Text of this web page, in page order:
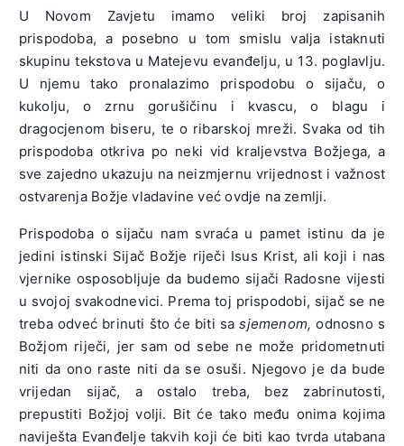
U Novom Zavjetu imamo veliki broj zapisanih
prispodoba, a posebno u tom smislu valja istaknuti
skupinu tekstova u Matejevu evanđelju, u 13. poglavlju.
U njemu tako pronalazimo prispodobu o sijaču, o
kukolju, o zrnu gorušičinu i kvascu, o blagu i
dragocjenom biseru, te o ribarskoj mreži. Svaka od tih
prispodoba otkriva po neki vid kraljevstva Božjega, a
sve zajedno ukazuju na neizmjernu vrijednost i važnost
ostvarenja Božje vladavine već ovdje na zemlji.
Prispodoba o sijaču nam svraća u pamet istinu da je
jedini istinski Sijač Božje riječi Isus Krist, ali koji i nas
vjernike osposobljuje da budemo sijači Radosne vijesti
u svojoj svakodnevici. Prema toj prispodobi, sijač se ne
treba odveć brinuti što će biti sasjemenom,odnosno s
Božjom riječi, jer sam od sebe ne može pridometnuti
niti da ono raste niti da se osuši. Njegovo je da bude
vrijedan sijač, a ostalo treba, bez zabrinutosti,
prepustiti Božjoj volji. Bit će tako među onima kojima
naviješta Evanđelje takvih koji će biti kao tvrda utabana